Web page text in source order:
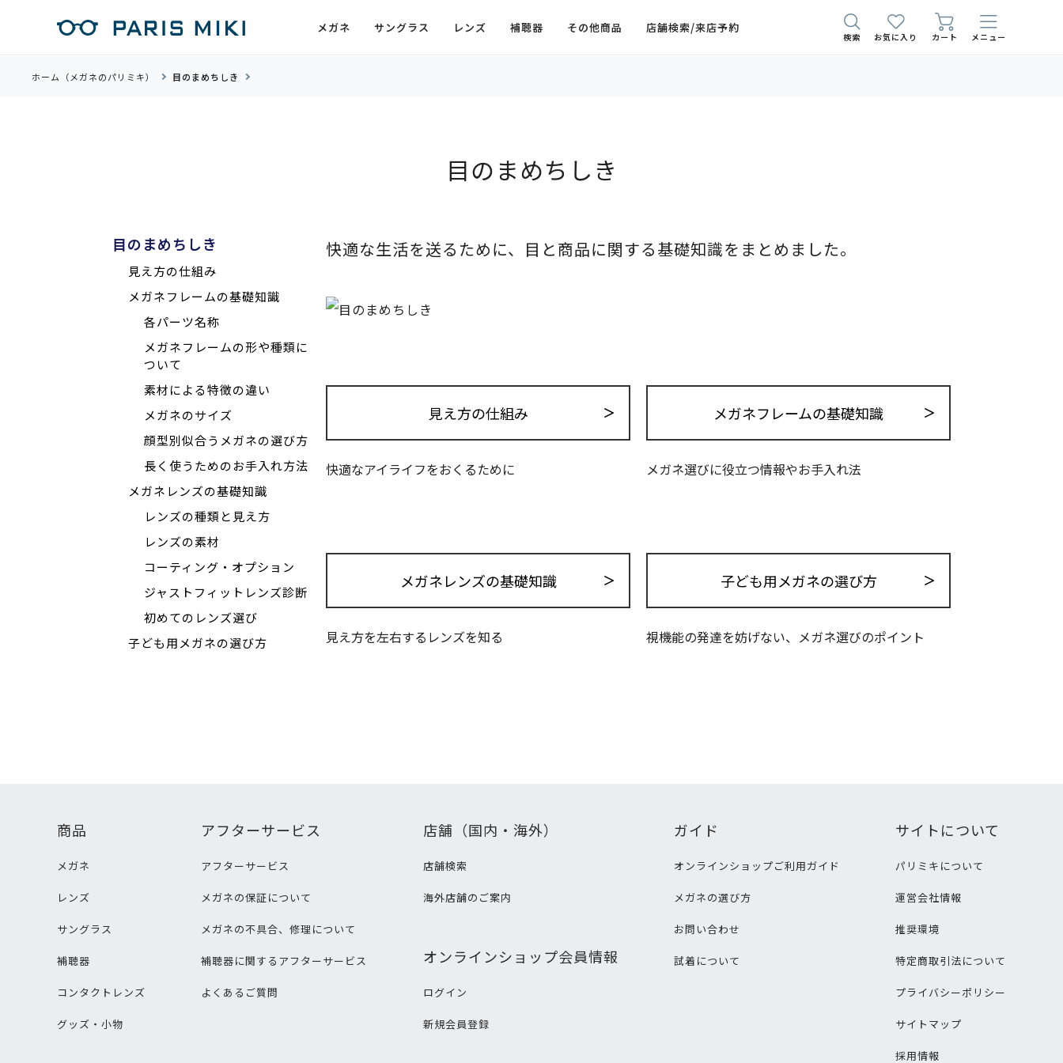
メガネ サングラス レンズ 補聴器 その他商品 店舗検索/来店予約
検索 お気に入り カート メニュー
ホーム（メガネのパリミキ） 目のまめちしき
目のまめちしき
快適な生活を送るために、目と商品に関する基礎知識をまとめました。
見え方の仕組み
快適なアイライフをおくるために
メガネフレームの基礎知識
メガネ選びに役立つ情報やお手入れ法
メガネレンズの基礎知識
見え方を左右するレンズを知る
子ども用メガネの選び方
視機能の発達を妨げない、メガネ選びのポイント
目のまめちしき
見え方の仕組み
メガネフレームの基礎知識
各パーツ名称
メガネフレームの形や種類に
ついて
素材による特徴の違い
メガネのサイズ
顔型別似合うメガネの選び方
長く使うためのお手入れ方法
メガネレンズの基礎知識
レンズの種類と見え方
レンズの素材
コーティング・オプション
ジャストフィットレンズ診断
初めてのレンズ選び
子ども用メガネの選び方
商品
メガネ
レンズ
サングラス
補聴器
コンタクトレンズ
グッズ・小物
アフターサービス
アフターサービス
メガネの保証について
メガネの不具合、修理について
補聴器に関するアフターサービス
よくあるご質問
店舗（国内・海外）
店舗検索
海外店舗のご案内
オンラインショップ会員情報
ログイン
新規会員登録
ガイド
オンラインショップご利用ガイド
メガネの選び方
お問い合わせ
試着について
サイトについて
パリミキについて
運営会社情報
推奨環境
特定商取引法について
プライバシーポリシー
サイトマップ
採用情報